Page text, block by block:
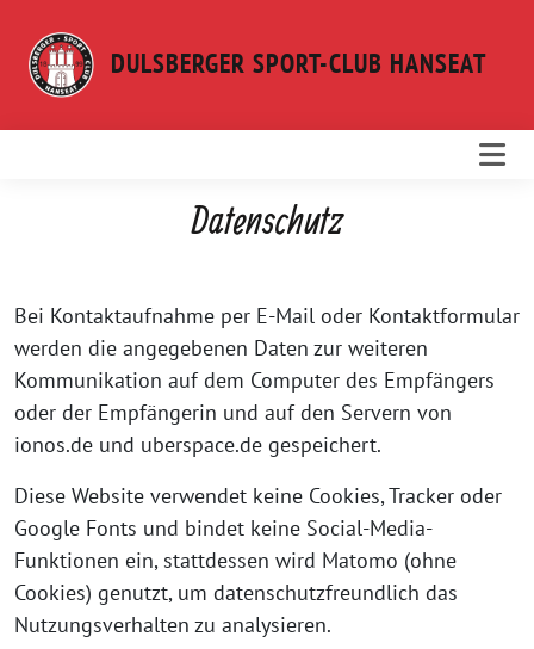
zum
Inhalt
DULSBERGER SPORT-CLUB HANSEAT
Datenschutz
Bei Kontaktaufnahme per E-Mail oder Kontaktformular
werden die angegebenen Daten zur weiteren
Kommunikation auf dem Computer des Empfängers
oder der Empfängerin und auf den Servern von
ionos.de und uberspace.de gespeichert.
Diese Website verwendet keine Cookies, Tracker oder
Google Fonts und bindet keine Social-Media-
Funktionen ein, stattdessen wird Matomo (ohne
Cookies) genutzt, um datenschutzfreundlich das
Nutzungsverhalten zu analysieren.